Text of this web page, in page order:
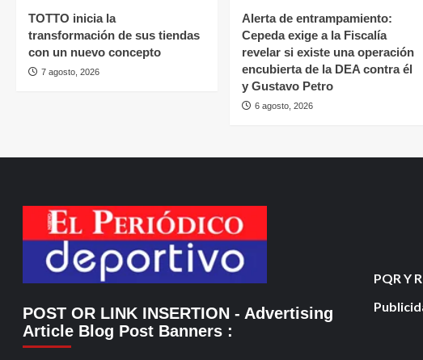
TOTTO inicia la
transformación de sus tiendas
con un nuevo concepto
7 agosto, 2026
Alerta de entrampamiento:
Cepeda exige a la Fiscalía
revelar si existe una operación
encubierta de la DEA contra él
y Gustavo Petro
6 agosto, 2026
POST OR LINK INSERTION - Advertising
Article Blog Post Banners :
PQR Y